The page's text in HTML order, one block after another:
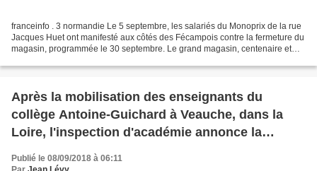
franceinfo . 3 normandie Le 5 septembre, les salariés du Monoprix de la rue
Jacques Huet ont manifesté aux côtés des Fécampois contre la fermeture du
magasin, programmée le 30 septembre. Le grand magasin, centenaire et
Après la mobilisation des enseignants du
collège Antoine-Guichard à Veauche, dans la
Loire, l'inspection d'académie annonce la
Publié le 08/09/2018 à 06:11